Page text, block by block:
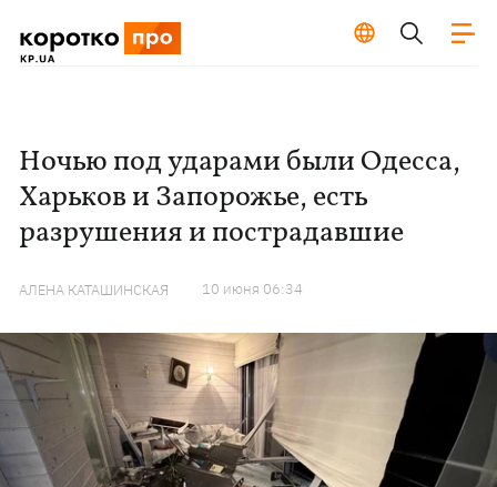
Ночью под ударами были Одесса,
Харьков и Запорожье, есть
разрушения и пострадавшие
АЛЕНА КАТАШИНСКАЯ 10 июня 06:34